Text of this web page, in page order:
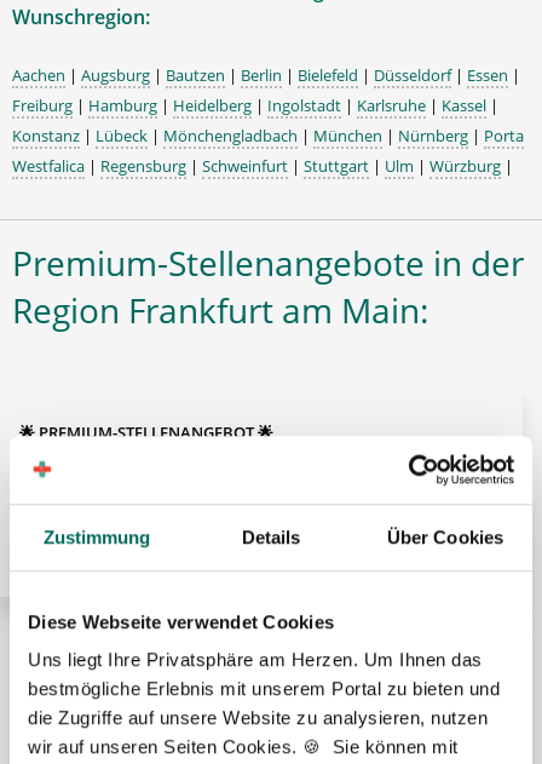
Zustimmung Details Über Cookies
Diese Webseite verwendet Cookies
Uns liegt Ihre Privatsphäre am Herzen. Um Ihnen das
bestmögliche Erlebnis mit unserem Portal zu bieten und
die Zugriffe auf unsere Website zu analysieren, nutzen
wir auf unseren Seiten Cookies. 🍪 Sie können mit
Wunschregion:
Aachen | Augsburg | Bautzen | Berlin | Bielefeld | Düsseldorf| Essen |
Freiburg | Hamburg | Heidelberg | Ingolstadt | Karlsruhe | Kassel |
Konstanz | Lübeck | Mönchengladbach | München | Nürnberg | Porta
Westfalica | Regensburg | Schweinfurt | Stuttgart | Ulm | Würzburg |
Premium-Stellenangebote in der
Region Frankfurt am Main:
🌟 PREMIUM-STELLENANGEBOT 🌟
Pharmazeutisch-technischer Assistent (PTA) (m/w/d)
in Voll- oder Teilzeit ab sofort in Hanau
🌟 PREMIUM-STELLENANGEBOT 🌟